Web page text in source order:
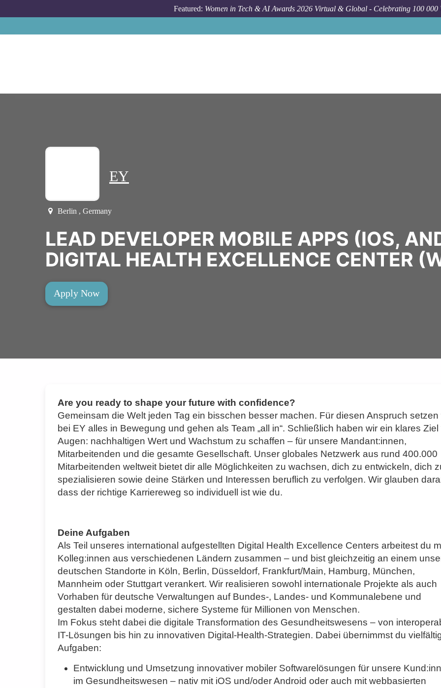
Featured: Women in Tech & AI Awards 2026 Virtual & Global - Celebrating 100 000
EY
Berlin , Germany
LEAD DEVELOPER MOBILE APPS (IOS,
DIGITAL HEALTH EXCELLENCE CENTER
Apply Now
Are you ready to shape your future with confidence?
Gemeinsam die Welt jeden Tag ein bisschen besser machen. Für diesen Anspruch setzen
bei EY alles in Bewegung und gehen als Team „all in“. Schließlich haben wir ein klares Ziel
Augen: nachhaltigen Wert und Wachstum zu schaffen – für unsere Mandant:innen,
Mitarbeitenden und die gesamte Gesellschaft. Unser globales Netzwerk aus rund 400.000
Mitarbeitenden weltweit bietet dir alle Möglichkeiten zu wachsen, dich zu entwickeln, dich
spezialisieren sowie deine Stärken und Interessen beruflich zu verfolgen. Wir glauben
dass der richtige Karriereweg so individuell ist wie du.
Deine Aufgaben
Als Teil unseres international aufgestellten Digital Health Excellence Centers arbeitest du
Kolleg:innen aus verschiedenen Ländern zusammen – und bist gleichzeitig an einem
deutschen Standorte in Köln, Berlin, Düsseldorf, Frankfurt/Main, Hamburg, München,
Mannheim oder Stuttgart verankert. Wir realisieren sowohl internationale Projekte als auch
Vorhaben für deutsche Verwaltungen auf Bundes-, Landes- und Kommunalebene und
gestalten dabei moderne, sichere Systeme für Millionen von Menschen.
Im Fokus steht dabei die digitale Transformation des Gesundheitswesens – von
IT-Lösungen bis hin zu innovativen Digital-Health-Strategien. Dabei übernimmst du
Aufgaben:
Entwicklung und Umsetzung innovativer mobiler Softwarelösungen für unsere
im Gesundheitswesen – nativ mit iOS und/oder Android oder auch mit webbasierten